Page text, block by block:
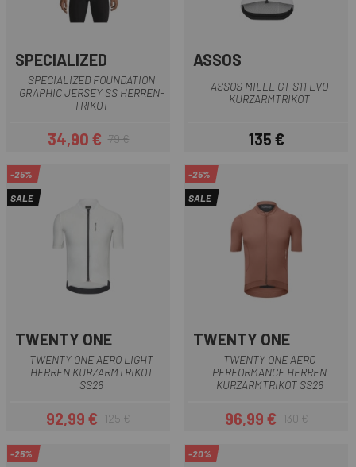
SPECIALIZED
SPECIALIZED FOUNDATION
GRAPHIC JERSEY SS HERREN-
TRIKOT
Preis
34,90 €Regulärer Preis
79 €
ASSOS
ASSOS MILLE GT S11 EVO
KURZARMTRIKOT
Preis
135 €
-25%
SALE
TWENTY ONE
TWENTY ONE AERO LIGHT
HERREN KURZARMTRIKOT
SS26
Preis
92,99 €Regulärer Preis
125 €
-25%
SALE
TWENTY ONE
TWENTY ONE AERO
PERFORMANCE HERREN
KURZARMTRIKOT SS26
Preis
96,99 €Regulärer Preis
130 €
-25% -20%